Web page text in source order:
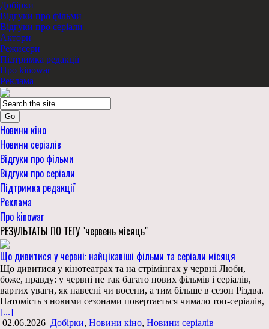
Добірки
Відгуки про фільми
Відгуки про серіали
Актори
Режисери
Підтримка редакції
Про kinowar
Реклама
Go
Новини кіно
Новини серіалів
Відгуки про фільми
Відгуки про серіали
Підтримка редакції
Реклама
Про kinowar
РЕЗУЛЬТАТЫ ПО ТЕГУ "червень місяць"
Що дивитися у червні: найцікавіші фільми та серіали місяця
Що дивитися у кінотеатрах та на стрімінгах у червні Люби,
боже, правду: у червні не так багато нових фільмів і серіалів,
вартих уваги, як навесні чи восени, а тим більше в сезон Різдва.
Натомість з новими сезонами повертається чимало топ-серіалів,
[...]
02.06.2026 Добірки, Новини кіно, Новини серіалів